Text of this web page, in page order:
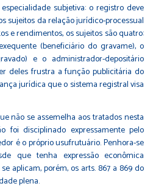
subjetiva: o registro deve
sujeitos da relação jurídico-processual
e rendimentos, os sujeitos são quatro:
(beneficiário do gravame), o
e o administrador-depositário
deles frustra a função publicitária do
jurídica que o sistema registral visa
não se assemelha aos tratados nesta
foi disciplinado expressamente pelo
é o próprio usufrutuário. Penhora-se
que tenha expressão econômica
aplicam, porém, os arts. 867 a 869 do
plena.